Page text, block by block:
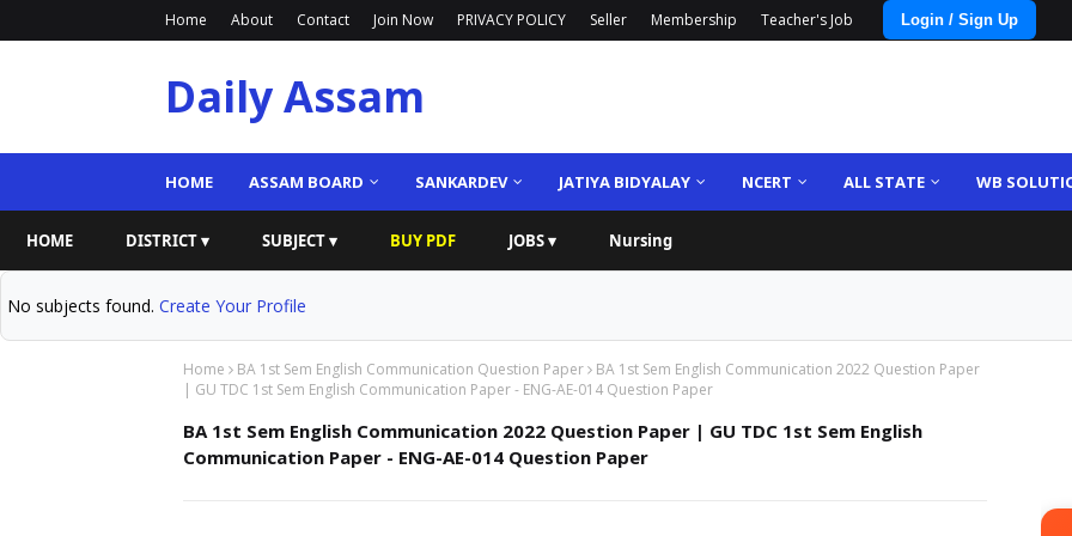
Home About Contact Join Now PRIVACY POLICY Seller Membership Teacher's Job Login / Sign Up
Daily Assam
HOME ASSAM BOARD SANKARDEV JATIYA BIDYALAY NCERT ALL STATE WB
HOME DISTRICT ▾ SUBJECT ▾ BUY PDF JOBS ▾ Nursing
No subjects found. Create Your Profile
Home BA 1st Sem English Communication Question Paper
BA 1st Sem English Communication 2022 Question Paper
| GU TDC 1st Sem English Communication Paper - ENG-AE-014 Question Paper
BA 1st Sem English Communication 2022 Question Paper | GU TDC 1st Sem English
Communication Paper - ENG-AE-014 Question Paper